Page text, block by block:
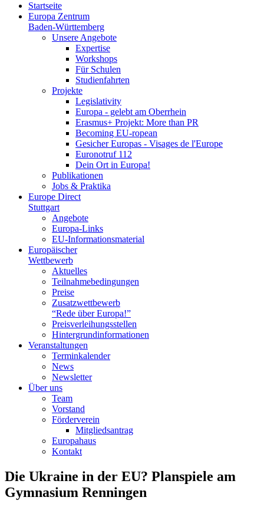
Startseite
Europa Zentrum
Baden-Württemberg
Unsere Angebote
Expertise
Workshops
Für Schulen
Studienfahrten
Projekte
Legislativity
Europa - gelebt am Oberrhein
Erasmus+ Projekt: More than PR
Becoming EU-ropean
Gesicher Europas - Visages de l'Europe
Euronotruf 112
Dein Ort in Europa!
Publikationen
Jobs & Praktika
Europe Direct
Stuttgart
Angebote
Europa-Links
EU-Informationsmaterial
Europäischer
Wettbewerb
Aktuelles
Teilnahme­bedingungen
Preise
Zusatzwettbewerb
“Rede über Europa!”
Preisverleihungsstellen
Hintergrundinformationen
Veranstaltungen
Terminkalender
News
Newsletter
Über uns
Team
Vorstand
Förderverein
Mitgliedsantrag
Europahaus
Kontakt
Die Ukraine in der EU? Planspiele am
Gymnasium Renningen